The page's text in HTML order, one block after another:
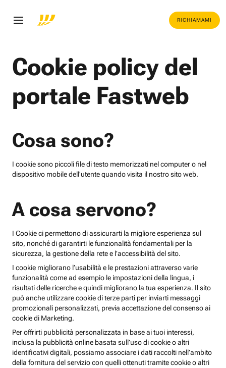
RICHIAMAMI
Cookie policy del
portale Fastweb
Cosa sono?
I cookie sono piccoli file di testo memorizzati nel computer o nel
dispositivo mobile dell'utente quando visita il nostro sito web.
A cosa servono?
I Cookie ci permettono di assicurarti la migliore esperienza sul
sito, nonché di garantirti le funzionalità fondamentali per la
sicurezza, la gestione della rete e l’accessibilità del sito.
I cookie migliorano l’usabilità e le prestazioni attraverso varie
funzionalità come ad esempio le impostazioni della lingua, i
risultati delle ricerche e quindi migliorano la tua esperienza. Il sito
può anche utilizzare cookie di terze parti per inviarti messaggi
promozionali personalizzati, previa accettazione del consenso ai
cookie di Marketing.
Per offrirti pubblicità personalizzata in base ai tuoi interessi,
inclusa la pubblicità online basata sull’uso di cookie o altri
identificativi digitali, possiamo associare i dati raccolti nell’ambito
della fornitura del servizio con quelli ottenuti tramite cookie o altri